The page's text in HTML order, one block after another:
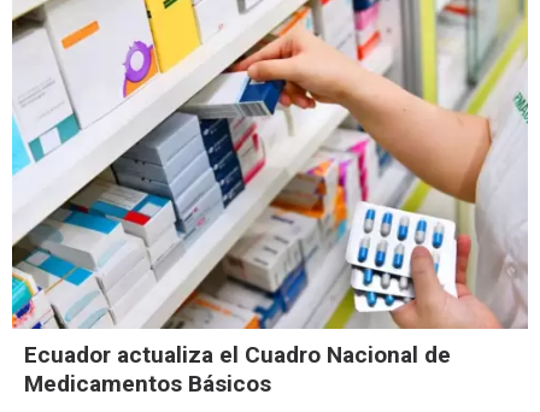
Ecuador actualiza el Cuadro Nacional de
Medicamentos Básicos